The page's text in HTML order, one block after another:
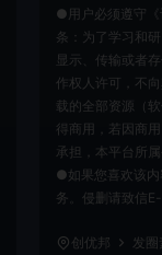
●用户必须遵守
条：为了学习和
显示、传输或者
作权人许可，不
载的全部资源（
得商用，若因商
承担，本平台所
●如果您喜欢该内
务。侵删请致信
创优邦 发圈